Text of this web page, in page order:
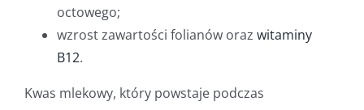
octowego;
wzrost zawartości folianów oraz witaminy
B12.
Kwas mlekowy, który powstaje podczas